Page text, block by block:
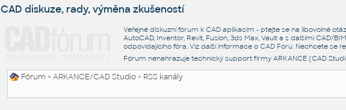
CAD diskuze, rady, výměna zkušeností
Veřejné diskuzní fórum k CAD aplikacím - ptejte se na libovolné
AutoCAD, Inventor, Revit, Fusion, 3ds Max, Vault a s dalšími
odpovídajícího fóra. Viz další informace o CAD Fóru. Nechcete se
Fórum nenahrazuje technický support firmy ARKANCE (CAD
Fórum >ARKANCE/CAD Studio> RSS kanály